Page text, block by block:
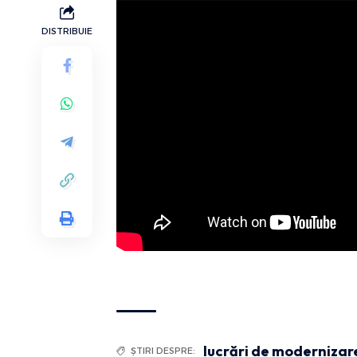
DISTRIBUIE
ȘTIRI DESPRE: lucrări de